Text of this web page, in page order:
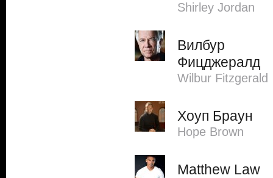
Shirley Jordan
Вилбур
Фицджералд
Wilbur Fitzgerald
Хоуп Браун
Hope Brown
Matthew Law